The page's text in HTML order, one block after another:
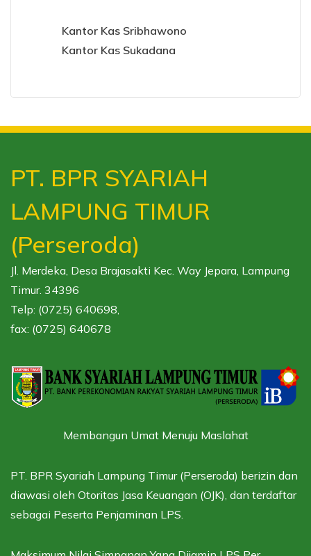
Kantor Kas Sribhawono
Kantor Kas Sukadana
PT. BPR SYARIAH
LAMPUNG TIMUR
(Perseroda)
Jl. Merdeka, Desa Brajasakti Kec. Way Jepara, Lampung
Timur. 34396
Telp: (0725) 640698,
fax: (0725) 640678
Membangun Umat Menuju Maslahat
PT. BPR Syariah Lampung Timur (Perseroda) berizin dan
diawasi oleh Otoritas Jasa Keuangan (OJK), dan terdaftar
sebagai Peserta Penjaminan LPS.